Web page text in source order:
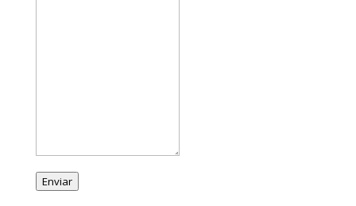
Enviar